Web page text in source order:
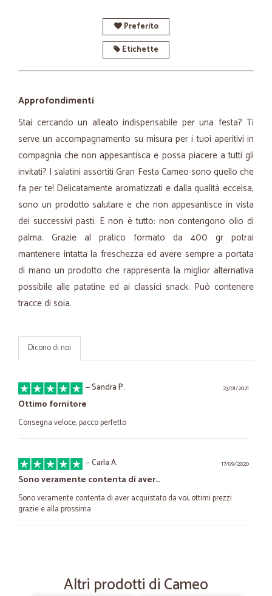
Preferito
Etichette
Approfondimenti
Stai cercando un alleato indispensabile per una festa? Ti
serve un accompagnamento su misura per i tuoi aperitivi in
compagnia che non appesantisca e possa piacere a tutti gli
invitati? I salatini assortiti Gran Festa Cameo sono quello che
fa per te! Delicatamente aromatizzati e dalla qualità eccelsa,
sono un prodotto salutare e che non appesantisce in vista
dei successivi pasti. E non è tutto: non contengono olio di
palma. Grazie al pratico formato da 400 gr potrai
mantenere intatta la freschezza ed avere sempre a portata
di mano un prodotto che rappresenta la miglior alternativa
possibile alle patatine ed ai classici snack. Può contenere
tracce di soia.
Dicono di noi
23/01/2021
—Sandra P.
Ottimo fornitore
Consegna veloce, pacco perfetto
17/09/2020
—Carla A.
Sono veramente contenta di aver…
Sono veramente contenta di aver acquistato da voi, ottimi prezzi
grazie e alla prossima
Consegna veloce e puntuale: serietà e professionalità
Altri prodotti di Cameo